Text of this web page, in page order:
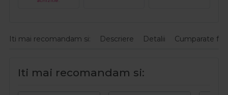
Iti mai recomandam si: Descriere Detalii Cumparate
Iti mai recomandam si: